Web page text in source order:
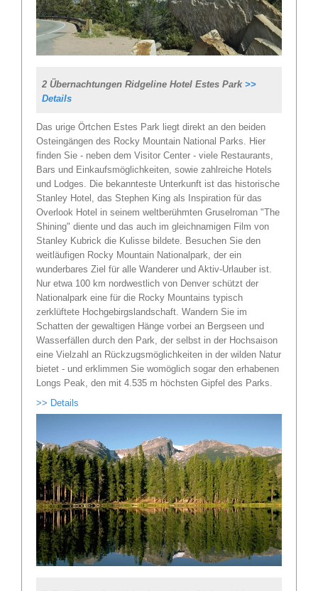
2 Übernachtungen Ridgeline Hotel Estes Park >>
Details
Das urige Örtchen Estes Park liegt direkt an den beiden
Osteingängen des Rocky Mountain National Parks. Hier
finden Sie - neben dem Visitor Center - viele Restaurants,
Bars und Einkaufsmöglichkeiten, sowie zahlreiche Hotels
und Lodges. Die bekannteste Unterkunft ist das historische
Stanley Hotel, das Stephen King als Inspiration für das
Overlook Hotel in seinem weltberühmten Gruselroman "The
Shining" diente und das auch im gleichnamigen Film von
Stanley Kubrick die Kulisse bildete. Besuchen Sie den
weitläufigen Rocky Mountain Nationalpark, der ein
wunderbares Ziel für alle Wanderer und Aktiv-Urlauber ist.
Nur etwa 100 km nordwestlich von Denver schützt der
Nationalpark eine für die Rocky Mountains typisch
zerklüftete Hochgebirgslandschaft. Wandern Sie im
Schatten der gewaltigen Hänge vorbei an Bergseen und
Wasserfällen durch den Park, der selbst in der Hochsaison
eine Vielzahl an Rückzugsmöglichkeiten in der wilden Natur
bietet - und erklimmen Sie womöglich sogar den erhabenen
Longs Peak, den mit 4.535 m höchsten Gipfel des Parks.
>> Details